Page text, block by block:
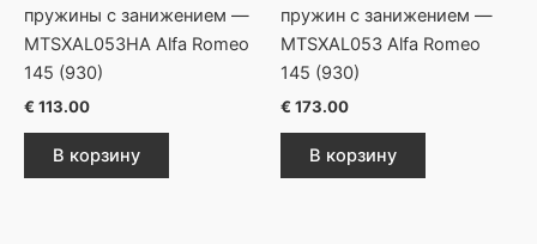
пружины с занижением —
MTSXAL053HA Alfa Romeo
145 (930)
€ 113.00
В корзину
пружин с занижением —
MTSXAL053 Alfa Romeo
145 (930)
€ 173.00
В корзину